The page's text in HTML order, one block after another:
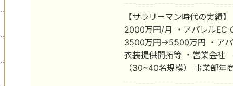
【サラリーマン時代の実績
2000万円/月 ・アパレル
3500万円→5500万円 ・アパ
衣装提供開拓等 ・営業会社
（30~40名規模） 事業部年
ヶ月でリファラル採用にて